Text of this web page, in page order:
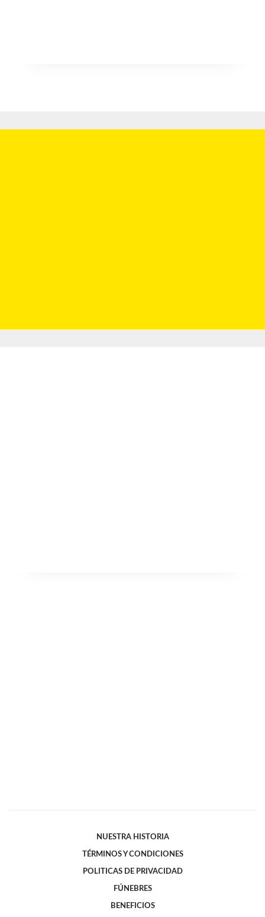
NUESTRA HISTORIA
TÉRMINOS Y CONDICIONES
POLITICAS DE PRIVACIDAD
FÚNEBRES
BENEFICIOS